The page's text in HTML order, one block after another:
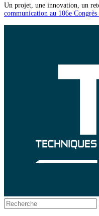
Un projet, une innovation, un
communication au 106e Congrès